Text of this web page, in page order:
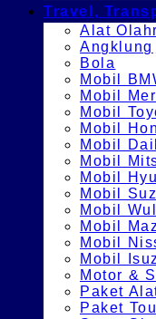
Travel,
Alat
Angklung
Bola
Mobil
Mobil
Mobil
Mobil
Mobil
Mobil
Mobil
Mobil
Mobil
Mobil
Mobil
Mobil
Motor &
Paket
Paket